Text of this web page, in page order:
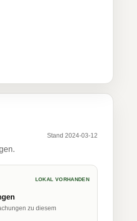
Stand 2024-03-12
LOKAL VORHANDEN
zu diesem